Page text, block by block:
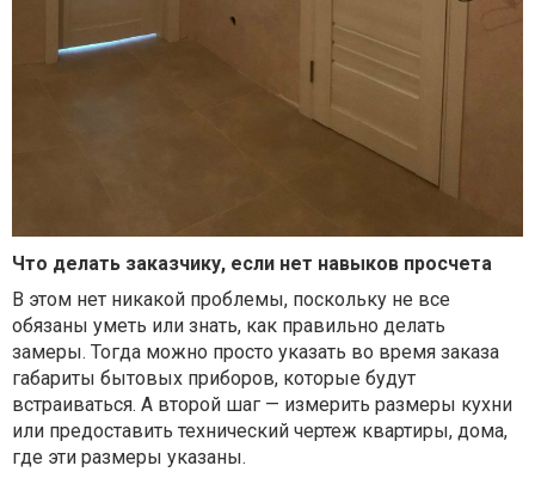
Что делать заказчику, если нет навыков просчета
В этом нет никакой проблемы, поскольку не все
обязаны уметь или знать, как правильно делать
замеры. Тогда можно просто указать во время заказа
габариты бытовых приборов, которые будут
встраиваться. А второй шаг — измерить размеры кухни
или предоставить технический чертеж квартиры, дома,
где эти размеры указаны.